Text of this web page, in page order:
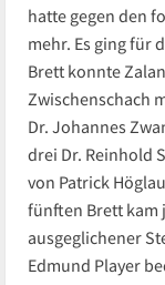
hatte gegen den
mehr. Es ging für
Brett konnte
Zwischenschach
Dr. Johannes
drei Dr. Reinhold
von Patrick
fünften Brett kam
ausgeglichener
Edmund Player